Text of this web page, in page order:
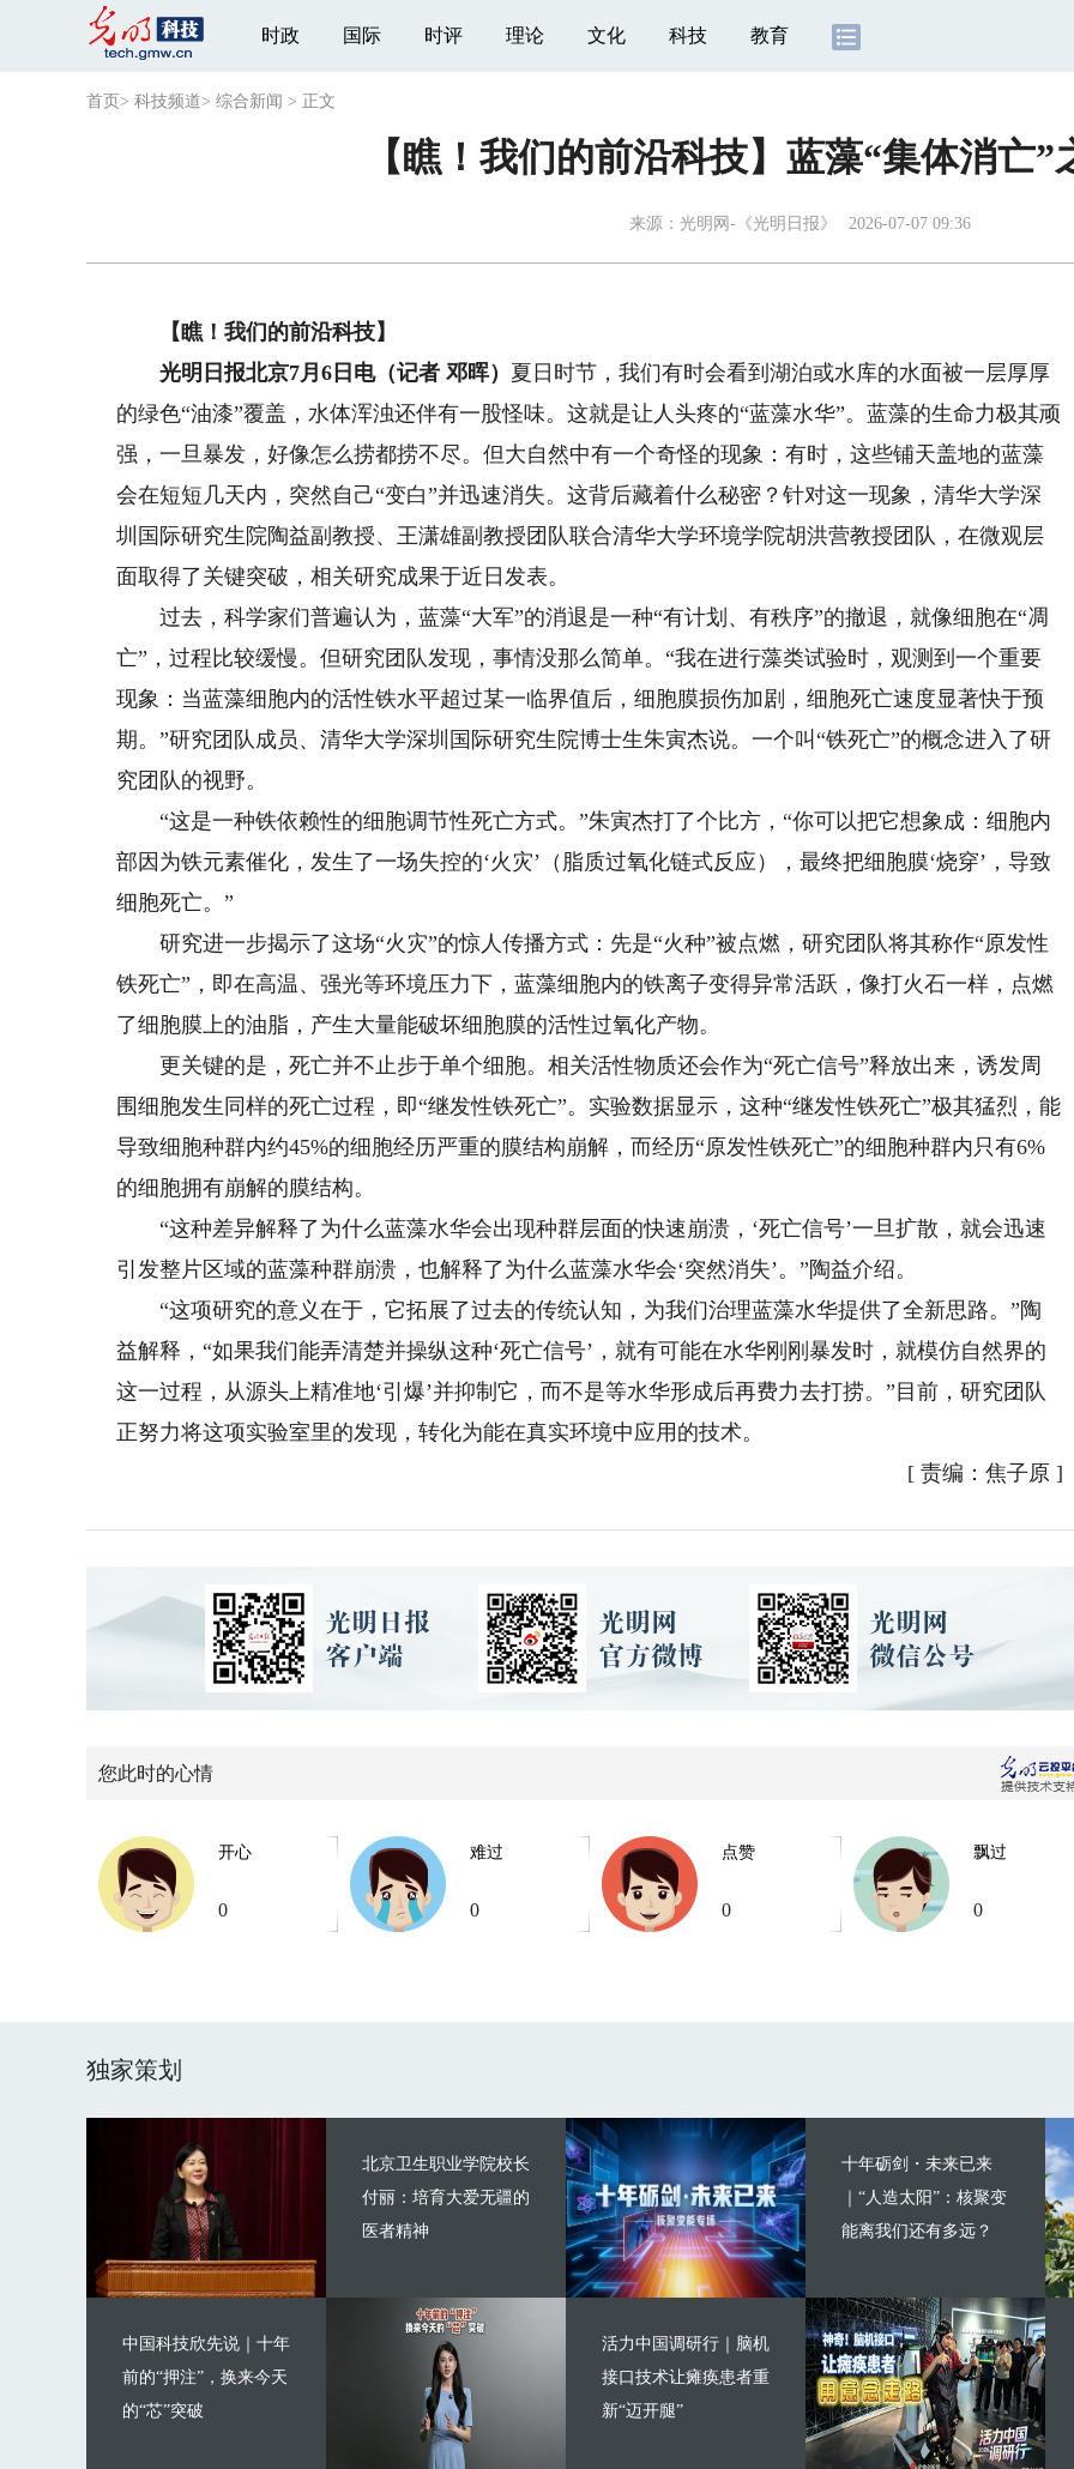
时政 国际 时评 理论 文化 科技 教育
首页 > 科技频道> 综合新闻 > 正文
【瞧！我们的前沿科技】蓝藻“集体消亡”
来源： 光明网-《光明日报》 2026-07-07 09:36
【瞧！我们的前沿科技】
光明日报北京7月6日电（记者 邓晖） 夏日时节，我们有时会看到湖泊或水库的水面被一层厚厚
的绿色“油漆”覆盖，水体浑浊还伴有一股怪味。这就是让人头疼的“蓝藻水华”。蓝藻的生命力极其顽
强，一旦暴发，好像怎么捞都捞不尽。但大自然中有一个奇怪的现象：有时，这些铺天盖地的蓝藻
会在短短几天内，突然自己“变白”并迅速消失。这背后藏着什么秘密？针对这一现象，清华大学深
圳国际研究生院陶益副教授、王潇雄副教授团队联合清华大学环境学院胡洪营教授团队，在微观层
面取得了关键突破，相关研究成果于近日发表。
过去，科学家们普遍认为，蓝藻“大军”的消退是一种“有计划、有秩序”的撤退，就像细胞在“凋
亡”，过程比较缓慢。但研究团队发现，事情没那么简单。“我在进行藻类试验时，观测到一个重要
现象：当蓝藻细胞内的活性铁水平超过某一临界值后，细胞膜损伤加剧，细胞死亡速度显著快于预
期。”研究团队成员、清华大学深圳国际研究生院博士生朱寅杰说。一个叫“铁死亡”的概念进入了研
究团队的视野。
“这是一种铁依赖性的细胞调节性死亡方式。”朱寅杰打了个比方，“你可以把它想象成：细胞内
部因为铁元素催化，发生了一场失控的‘火灾’（脂质过氧化链式反应），最终把细胞膜‘烧穿’，导致
细胞死亡。”
研究进一步揭示了这场“火灾”的惊人传播方式：先是“火种”被点燃，研究团队将其称作“原发性
铁死亡”，即在高温、强光等环境压力下，蓝藻细胞内的铁离子变得异常活跃，像打火石一样，点燃
了细胞膜上的油脂，产生大量能破坏细胞膜的活性过氧化产物。
更关键的是，死亡并不止步于单个细胞。相关活性物质还会作为“死亡信号”释放出来，诱发周
围细胞发生同样的死亡过程，即“继发性铁死亡”。实验数据显示，这种“继发性铁死亡”极其猛烈，能
导致细胞种群内约45%的细胞经历严重的膜结构崩解，而经历“原发性铁死亡”的细胞种群内只有6%
的细胞拥有崩解的膜结构。
“这种差异解释了为什么蓝藻水华会出现种群层面的快速崩溃，‘死亡信号’一旦扩散，就会迅速
引发整片区域的蓝藻种群崩溃，也解释了为什么蓝藻水华会‘突然消失’。”陶益介绍。
“这项研究的意义在于，它拓展了过去的传统认知，为我们治理蓝藻水华提供了全新思路。”陶
益解释，“如果我们能弄清楚并操纵这种‘死亡信号’，就有可能在水华刚刚暴发时，就模仿自然界的
这一过程，从源头上精准地‘引爆’并抑制它，而不是等水华形成后再费力去打捞。”目前，研究团队
正努力将这项实验室里的发现，转化为能在真实环境中应用的技术。
[ 责编：焦子原 ]
您此时的心情
开心
0
难过
0
点赞
0
飘过
0
独家策划
北京卫生职业学院校长
付丽：培育大爱无疆的
医者精神
中国科技欣先说｜十年
前的“押注”，换来今天
的“芯”突破
十年砺剑・未来已来
｜“人造太阳”：核聚变
能离我们还有多远？
活力中国调研行｜脑机
接口技术让瘫痪患者重
新“迈开腿”